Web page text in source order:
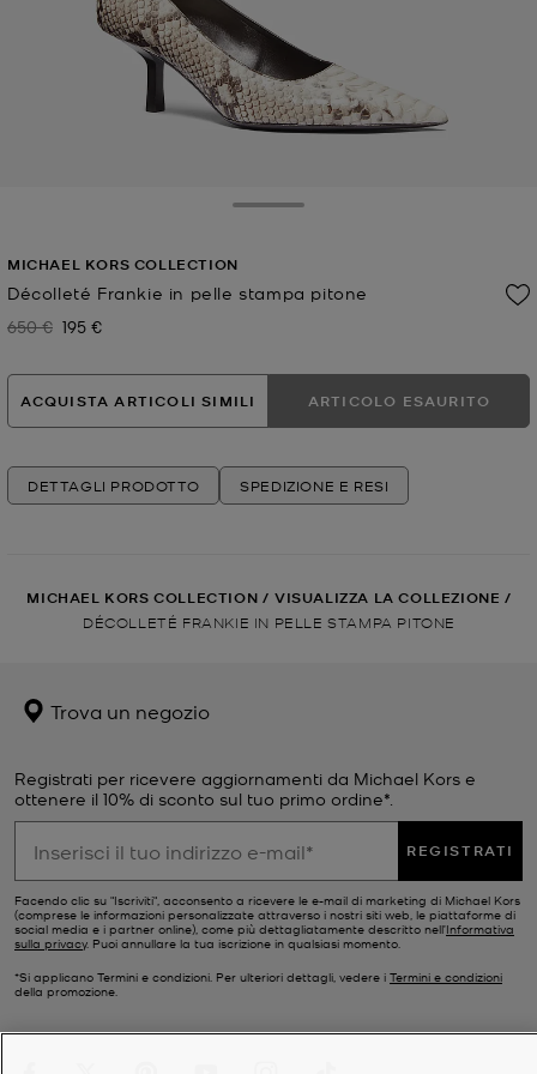
MICHAEL KORS COLLECTION
Décolleté Frankie in pelle stampa pitone
Prezzo iniziale
650 € Prezzo attuale
195 €
ACQUISTA ARTICOLI SIMILI ARTICOLO ESAURITO
DETTAGLI PRODOTTO SPEDIZIONE E RESI
MICHAEL KORS COLLECTION / VISUALIZZA LA COLLEZIONE /
DÉCOLLETÉ FRANKIE IN PELLE STAMPA PITONE
Trova un negozio
Registrati per ricevere aggiornamenti da Michael Kors e
ottenere il 10% di sconto sul tuo primo ordine*.
REGISTRATI
Facendo clic su "Iscriviti", acconsento a ricevere le e-mail di marketing di Michael Kors
(comprese le informazioni personalizzate attraverso i nostri siti web, le piattaforme di
social media e i partner online), come più dettagliatamente descritto nell’Informativa
sulla privacy. Puoi annullare la tua iscrizione in qualsiasi momento.
*Si applicano Termini e condizioni. Per ulteriori dettagli, vedere i Termini e condizioni
della promozione.